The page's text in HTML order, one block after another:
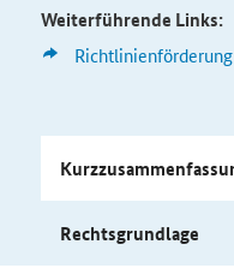
Weiterführende Links:
Richtlinienförderung
Rechtsgrundlage